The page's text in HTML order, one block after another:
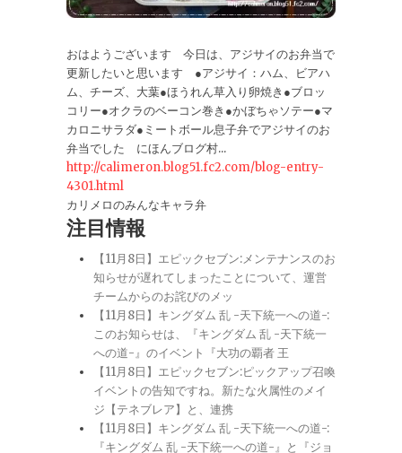
おはようございます 今日は、アジサイのお弁当で
更新したいと思います ●アジサイ：ハム、ビアハ
ム、チーズ、大葉●ほうれん草入り卵焼き●ブロッ
コリー●オクラのベーコン巻き●かぼちゃソテー●マ
カロニサラダ●ミートボール息子弁でアジサイのお
弁当でした にほんブログ村...
http://calimeron.blog51.fc2.com/blog-entry-
4301.html
カリメロのみんなキャラ弁
注目情報
【11月8日】エピックセブン:メンテナンスのお
知らせが遅れてしまったことについて、運営
チームからのお詫びのメッ
【11月8日】キングダム 乱 -天下統一への道-:
このお知らせは、『キングダム 乱 -天下統一
への道-』のイベント『大功の覇者 王
【11月8日】エピックセブン:ピックアップ召喚
イベントの告知ですね。新たな火属性のメイ
ジ【テネブレア】と、連携
【11月8日】キングダム 乱 -天下統一への道-:
『キングダム 乱 -天下統一への道-』と『ジョ